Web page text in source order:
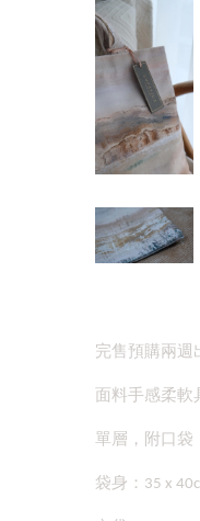
完售預購兩週
面料手感柔軟
單層，附口袋
袋身：35 x